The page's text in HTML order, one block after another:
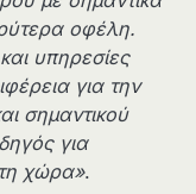
οφέλη.
υπηρεσίες
για την
σημαντικού
για
χώρα».